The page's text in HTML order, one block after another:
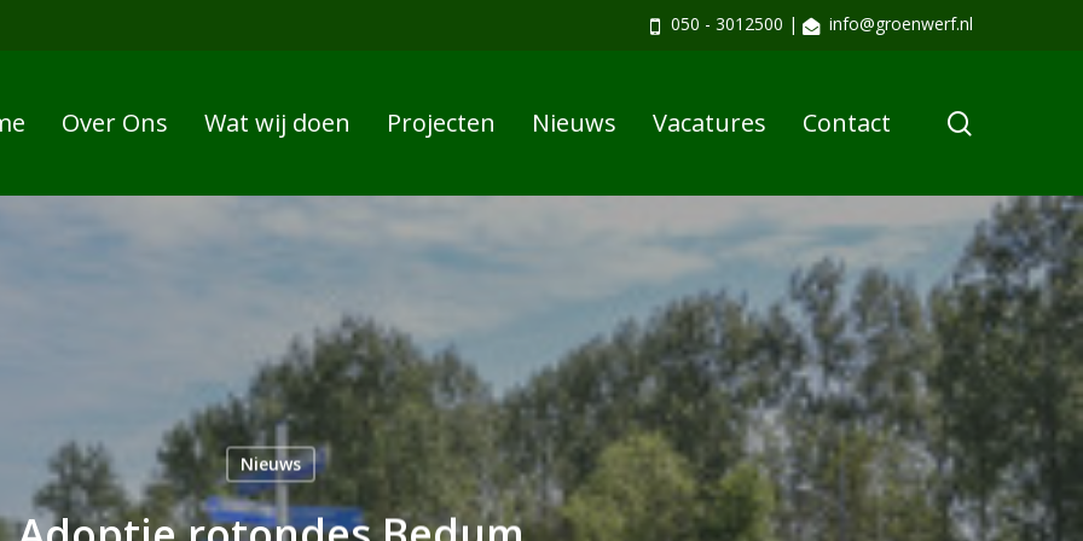
050 - 3012500 | info@groenwerf.nl
Over Ons Wat wij doen Projecten Nieuws Vacatures Contact
Nieuws